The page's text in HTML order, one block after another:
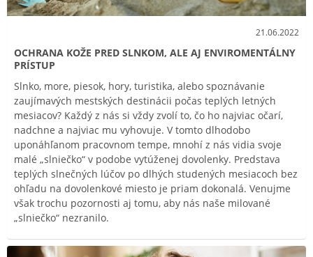
21.06.2022
OCHRANA KOŽE PRED SLNKOM, ALE AJ ENVIROMENTÁLNY
PRÍSTUP
Slnko, more, piesok, hory, turistika, alebo spoznávanie
zaujímavých mestských destinácii počas teplých letných
mesiacov? Každý z nás si vždy zvolí to, čo ho najviac očarí,
nadchne a najviac mu vyhovuje. V tomto dlhodobo
uponáhľanom pracovnom tempe, mnohí z nás vidia svoje
malé „slniečko“ v podobe vytúženej dovolenky. Predstava
teplých slnečných lúčov po dlhých studených mesiacoch bez
ohľadu na dovolenkové miesto je priam dokonalá. Venujme
však trochu pozornosti aj tomu, aby nás naše milované
„slniečko“ nezranilo.